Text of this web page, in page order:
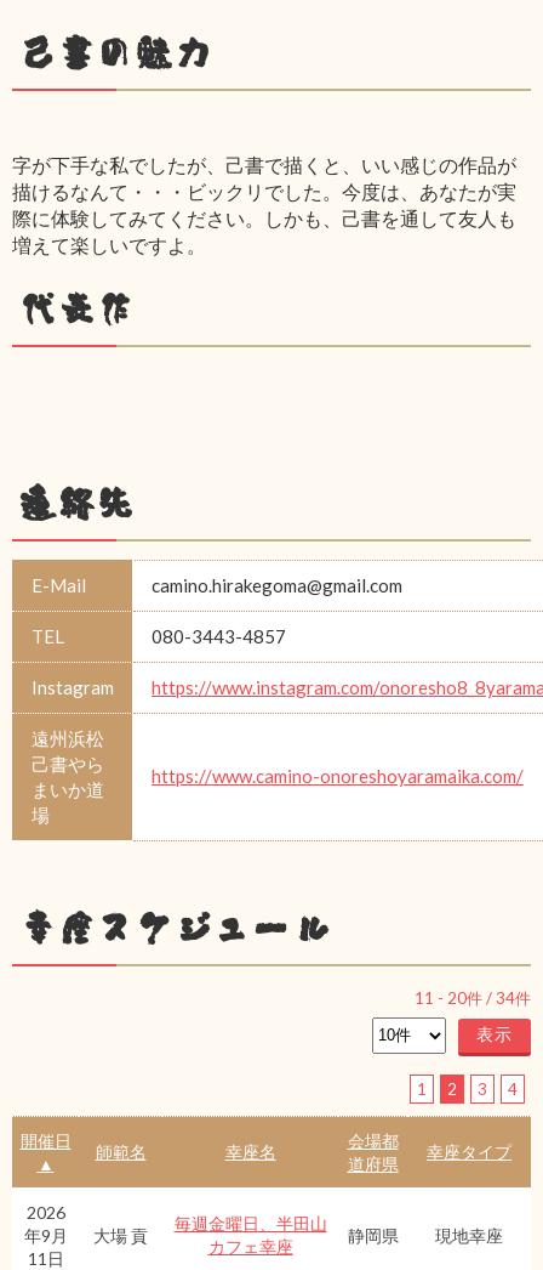
己書の魅力
字が下手な私でしたが、己書で描くと、いい感じの作品が
描けるなんて・・・ビックリでした。今度は、あなたが実
際に体験してみてください。しかも、己書を通して友人も
増えて楽しいですよ。
代表作
連絡先
E-Mail camino.hirakegoma@gmail.com
TEL 080-3443-4857
Instagram https://www.instagram.com/
遠州浜松
己書やら
まいか道
場
https://www.camino-onoreshoyaramaika.com/
幸座スケジュール
11 - 20件 /34件
1 2 3 4
開催日
▲
師範名 幸座名
会場都
道府県
幸座タイプ
2026
年9月
11日
大場 貢
毎週金曜日、半田山
カフェ幸座
静岡県 現地幸座